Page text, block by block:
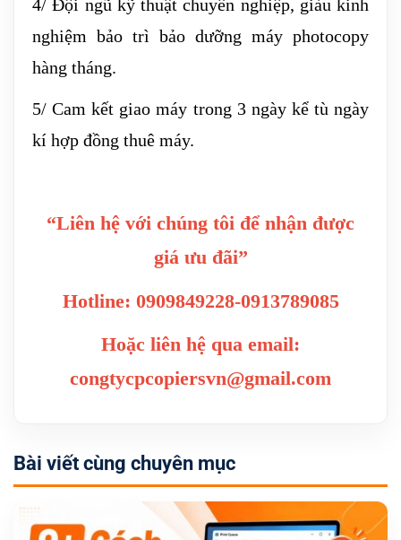
4/ Đội ngũ kỹ thuật chuyên nghiệp, giàu kinh
nghiệm bảo trì bảo dưỡng máy photocopy
hàng tháng.
5/ Cam kết giao máy trong 3 ngày kể tù ngày
kí hợp đồng thuê máy.
“Liên hệ với chúng tôi để nhận được
giá ưu đãi”
Hotline: 0909849228-0913789085
Hoặc liên hệ qua email:
congtycpcopiersvn@gmail.com
Bài viết cùng chuyên mục